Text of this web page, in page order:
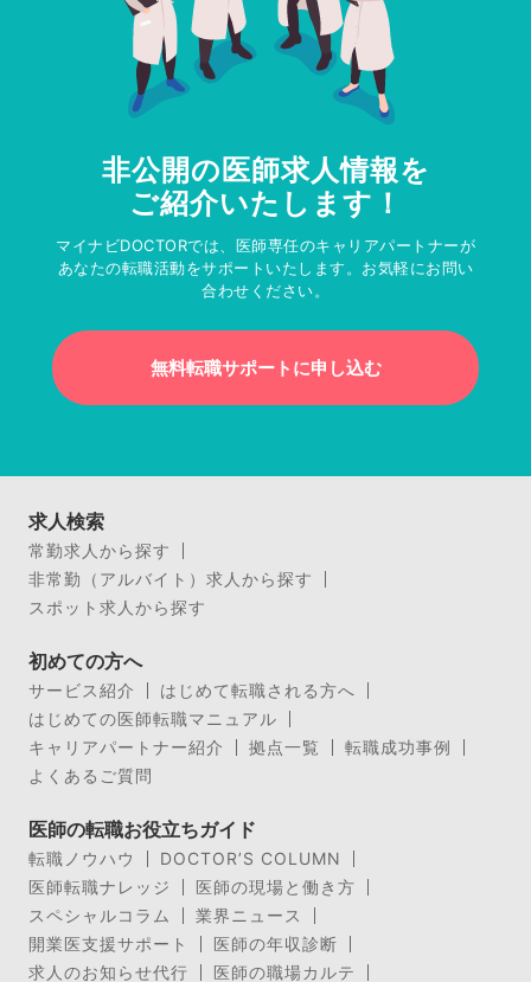
非公開の医師求人情報を
ご紹介いたします！
マイナビDOCTORでは、医師専任のキャリアパートナーが
あなたの転職活動をサポートいたします。お気軽にお問い
合わせください。
無料転職サポートに申し込む
求人検索
常勤求人から探す
非常勤（アルバイト）求人から探す
スポット求人から探す
初めての方へ
サービス紹介
はじめて転職される方へ
はじめての医師転職マニュアル
キャリアパートナー紹介
拠点一覧
転職成功事例
よくあるご質問
医師の転職お役立ちガイド
転職ノウハウ
DOCTOR’S COLUMN
医師転職ナレッジ
医師の現場と働き方
スペシャルコラム
業界ニュース
開業医支援サポート
医師の年収診断
求人のお知らせ代行
医師の職場カルテ